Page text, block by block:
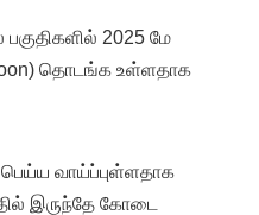
2025 மே
தொடங்க உள்ளதாக
வாய்ப்புள்ளதாக
இருந்தே கோடை